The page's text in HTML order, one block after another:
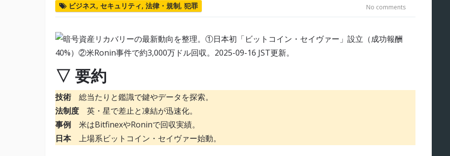
ビジネス, セキュリティ, 法律・規制, 犯罪 No comments
▽ 要約
技術 総当たりと鑑識で鍵やデータを探索。
法制度 英・星で差止と凍結が迅速化。
事例 米はBitfinexやRoninで回収実績。
日本上場系ビットコイン・セイヴァー始動。